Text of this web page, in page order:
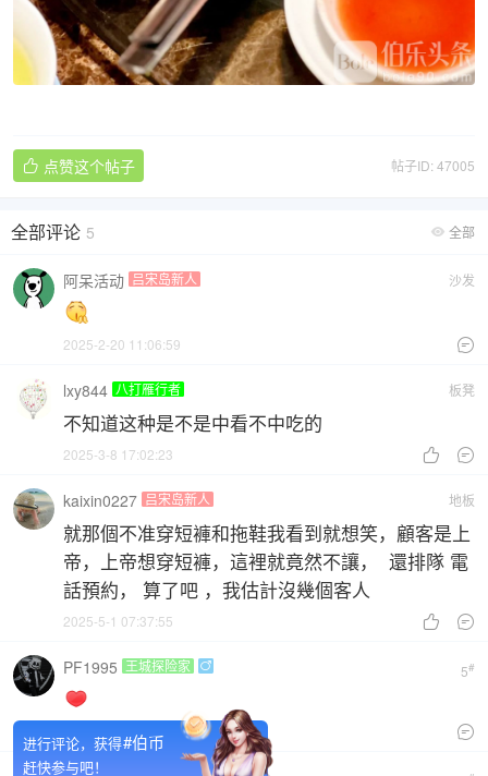
帖子ID: 47005
 点赞这个帖子
 全部
全部评论 5
沙发
阿呆活动 吕宋岛新人

2025-2-20 11:06:59
板凳
lxy844 八打雁行者
不知道这种是不是中看不中吃的
 
2025-3-8 17:02:23
地板
kaixin0227 吕宋岛新人
就那個不准穿短褲和拖鞋我看到就想笑，顧客是上
帝，上帝想穿短褲，這裡就竟然不讓， 還排隊 電
話預約， 算了吧 ，我估計沒幾個客人
 
2025-5-1 07:37:55
5#
PF1995 王城探险家 

2025-5-2 16:00:40
进行评论，获得#伯币
赶快参与吧！